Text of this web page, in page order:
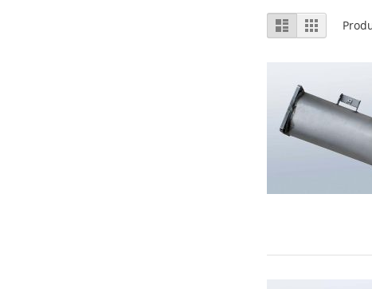
Tonen
als
Lijst Foto-
tabel